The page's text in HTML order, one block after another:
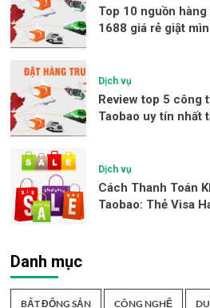
Top 10 nguồn
1688 giá rẻ giật
Dịch vụ
Review top 5 công
Taobao uy tín nhất
Dịch vụ
Cách Thanh Toán
Taobao: Thẻ Visa
Danh mục
BẤT ĐỘNG SẢN CÔNG NGHỆ